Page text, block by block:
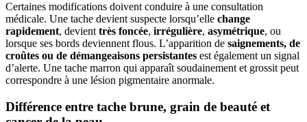
Certaines modifications doivent conduire à une consultation
médicale. Une tache devient suspecte lorsqu’elle change
rapidement, devient très foncée, irrégulière, asymétrique, ou
lorsque ses bords deviennent flous. L’apparition de saignements, de
croûtes ou de démangeaisons persistantes est également un signal
d’alerte. Une tache marron qui apparaît soudainement et grossit peut
correspondre à une lésion pigmentaire anormale.
Différence entre tache brune, grain de beauté et